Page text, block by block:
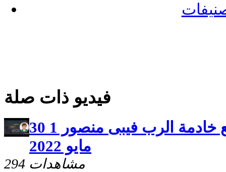
فيديو ذات صلة
برنامج سلامى اعطيكم مع خادمة الرب فيبى منصور 1 30
مايو 2022
294 مشاهدات